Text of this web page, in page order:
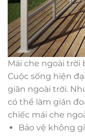
Mái che ngoài trời
Cuộc sống hiện
giãn ngoài trời.
có thể làm gián
chiếc mái che
Bảo vệ không